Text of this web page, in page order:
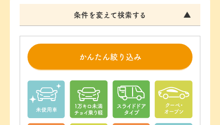
条件を変えて検索する
かんたん絞り込み